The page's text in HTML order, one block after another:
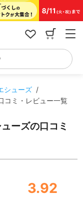
シューズ /
コミ・レビュー一覧
ーズの口コミ
3.92